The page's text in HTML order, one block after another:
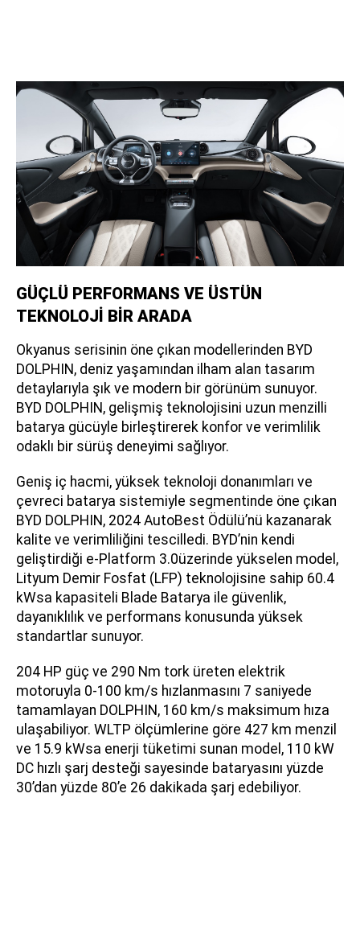
GÜÇLÜ PERFORMANS VE ÜSTÜN
TEKNOLOJİ BİR ARADA
Okyanus serisinin öne çıkan modellerinden BYD
DOLPHIN, deniz yaşamından ilham alan tasarım
detaylarıyla şık ve modern bir görünüm sunuyor.
BYD DOLPHIN, gelişmiş teknolojisini uzun menzilli
batarya gücüyle birleştirerek konfor ve verimlilik
odaklı bir sürüş deneyimi sağlıyor.
Geniş iç hacmi, yüksek teknoloji donanımları ve
çevreci batarya sistemiyle segmentinde öne çıkan
BYD DOLPHIN, 2024 AutoBest Ödülü’nü kazanarak
kalite ve verimliliğini tescilledi. BYD’nin kendi
geliştirdiği e-Platform 3.0üzerinde yükselen model,
Lityum Demir Fosfat (LFP) teknolojisine sahip 60.4
kWsa kapasiteli Blade Batarya ile güvenlik,
dayanıklılık ve performans konusunda yüksek
standartlar sunuyor.
204 HP güç ve 290 Nm tork üreten elektrik
motoruyla 0-100 km/s hızlanmasını 7 saniyede
tamamlayan DOLPHIN, 160 km/s maksimum hıza
ulaşabiliyor. WLTP ölçümlerine göre 427 km menzil
ve 15.9 kWsa enerji tüketimi sunan model, 110 kW
DC hızlı şarj desteği sayesinde bataryasını yüzde
30’dan yüzde 80’e 26 dakikada şarj edebiliyor.